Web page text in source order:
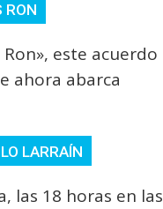
RON
este acuerdo
ahora abarca
LARRAÍN
las 18 horas en las